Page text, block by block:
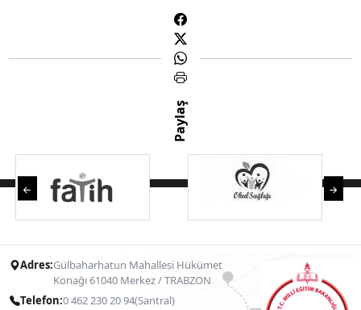
Paylaş
Adres:Gülbaharhatun Mahallesi Hükümet
Konağı 61040 Merkez / TRABZON
Telefon:0 462 230 20 94(Santral)